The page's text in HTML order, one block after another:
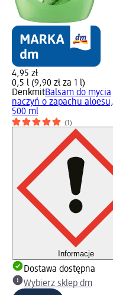
4,95 zł
0,5 l (9,90 zł za 1 l)
DenkmitBalsam do mycia
naczyń o zapachu aloesu,
500 ml
(1)
Informacje
Dostawa dostępna
Wybierz sklep dm